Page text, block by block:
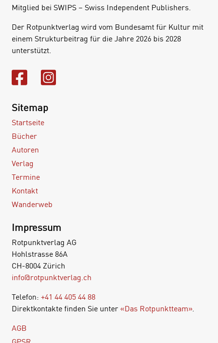
Mitglied bei SWIPS – Swiss Independent Publishers.
Der Rotpunktverlag wird vom Bundesamt für Kultur mit
einem Strukturbeitrag für die Jahre 2026 bis 2028
unterstützt.
Sitemap
Startseite
Bücher
Autoren
Verlag
Termine
Kontakt
Wanderweb
Impressum
Rotpunktverlag AG
Hohlstrasse 86A
CH-8004 Zürich
info@rotpunktverlag.ch
Telefon: +41 44 405 44 88
Direktkontakte finden Sie unter «Das Rotpunktteam».
AGB